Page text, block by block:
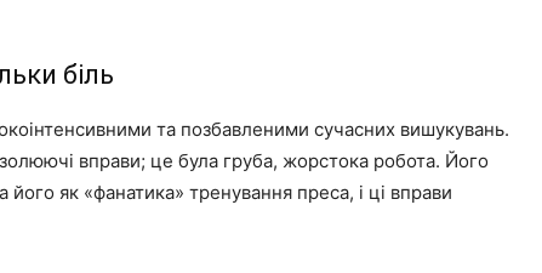
біль
та позбавленими сучасних вишукувань.
вправи; це була груба, жорстока робота. Його
як «фанатика» тренування преса, і ці вправи